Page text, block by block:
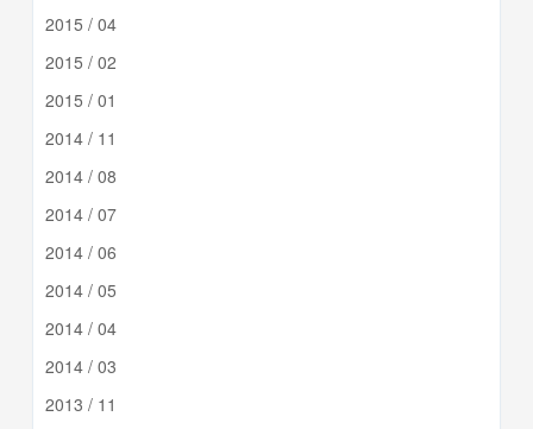
2015 / 04
2015 / 02
2015 / 01
2014 / 11
2014 / 08
2014 / 07
2014 / 06
2014 / 05
2014 / 04
2014 / 03
2013 / 11